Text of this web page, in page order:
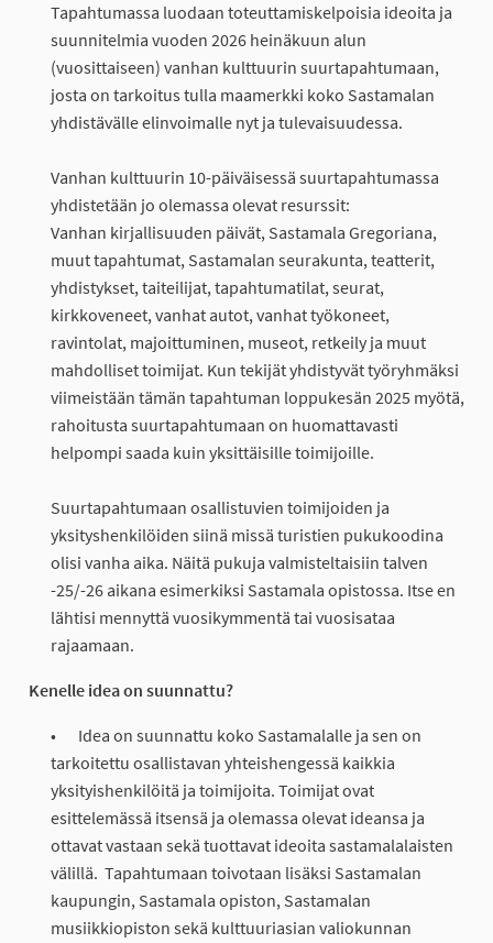
Tapahtumassa luodaan toteuttamiskelpoisia ideoita ja
suunnitelmia vuoden 2026 heinäkuun alun
(vuosittaiseen) vanhan kulttuurin suurtapahtumaan,
josta on tarkoitus tulla maamerkki koko Sastamalan
yhdistävälle elinvoimalle nyt ja tulevaisuudessa.
Vanhan kulttuurin 10-päiväisessä suurtapahtumassa
yhdistetään jo olemassa olevat resurssit:
Vanhan kirjallisuuden päivät, Sastamala Gregoriana,
muut tapahtumat, Sastamalan seurakunta, teatterit,
yhdistykset, taiteilijat, tapahtumatilat, seurat,
kirkkoveneet, vanhat autot, vanhat työkoneet,
ravintolat, majoittuminen, museot, retkeily ja muut
mahdolliset toimijat. Kun tekijät yhdistyvät työryhmäksi
viimeistään tämän tapahtuman loppukesän 2025 myötä,
rahoitusta suurtapahtumaan on huomattavasti
helpompi saada kuin yksittäisille toimijoille.
Suurtapahtumaan osallistuvien toimijoiden ja
yksityshenkilöiden siinä missä turistien pukukoodina
olisi vanha aika. Näitä pukuja valmisteltaisiin talven
-25/-26 aikana esimerkiksi Sastamala opistossa. Itse en
lähtisi mennyttä vuosikymmentä tai vuosisataa
rajaamaan.
Kenelle idea on suunnattu?
Idea on suunnattu koko Sastamalalle ja sen on
tarkoitettu osallistavan yhteishengessä kaikkia
yksityishenkilöitä ja toimijoita. Toimijat ovat
esittelemässä itsensä ja olemassa olevat ideansa ja
ottavat vastaan sekä tuottavat ideoita sastamalalaisten
välillä. Tapahtumaan toivotaan lisäksi Sastamalan
kaupungin, Sastamala opiston, Sastamalan
musiikkiopiston sekä kulttuuriasian valiokunnan